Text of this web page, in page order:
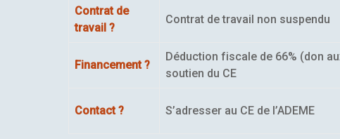
Contrat de
travail ?
Contrat de travail non suspendu
Financement ?
Déduction fiscale de 66% (don
soutien du CE
Contact ? S’adresser au CE de l’ADEME